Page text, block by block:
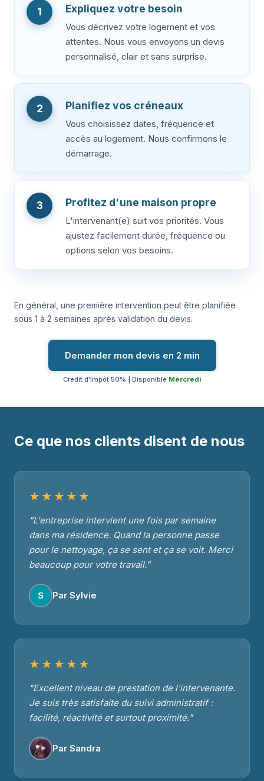
1 Expliquez votre besoin
Vous décrivez votre logement et vos
attentes. Nous vous envoyons un devis
personnalisé, clair et sans surprise.
2 Planifiez vos créneaux
Vous choisissez dates, fréquence et
accès au logement. Nous confirmons le
démarrage.
3 Profitez d'une maison propre
L'intervenant(e) suit vos priorités. Vous
ajustez facilement durée, fréquence ou
options selon vos besoins.
En général, une première intervention peut être planifiée
sous 1 à 2 semaines après validation du devis.
Demander mon devis en 2 min
Crédit d'impôt 50% | Disponible Mercredi
Ce que nos clients disent de nous
★★★★★
"L'entreprise intervient une fois par semaine
dans ma résidence. Quand la personne passe
pour le nettoyage, ça se sent et ça se voit. Merci
beaucoup pour votre travail."
Par Sylvie
★★★★★
"Excellent niveau de prestation de l'intervenante.
Je suis très satisfaite du suivi administratif :
facilité, réactivité et surtout proximité."
Par Sandra